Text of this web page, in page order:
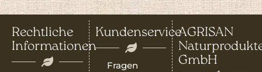
Rechtliche
Informationen
Kundenservice
Fragen
AGRISAN
GmbH